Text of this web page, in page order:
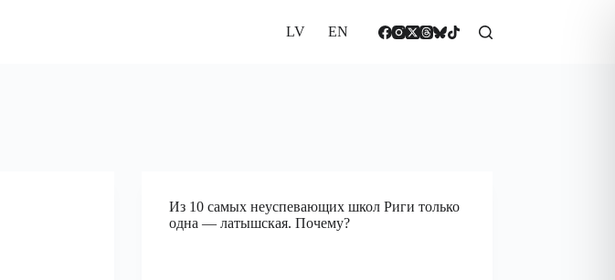
LV EN
Из 10 самых неуспевающих школ Риги только
одна — латышская. Почему?